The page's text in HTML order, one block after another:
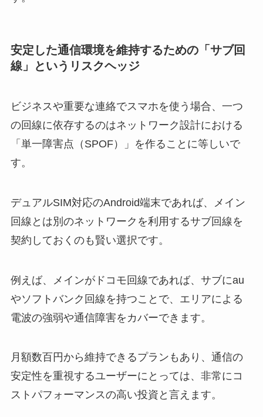
安定した通信環境を維持するための「サブ回
線」というリスクヘッジ
ビジネスや重要な連絡でスマホを使う場合、一つ
の回線に依存するのはネットワーク設計における
「単一障害点（SPOF）」を作ることに等しいで
す。
デュアルSIM対応のAndroid端末であれば、メイン
回線とは別のネットワークを利用するサブ回線を
契約しておくのも賢い選択です。
例えば、メインがドコモ回線であれば、サブにau
やソフトバンク回線を持つことで、エリアによる
電波の強弱や通信障害をカバーできます。
月額数百円から維持できるプランもあり、通信の
安定性を重視するユーザーにとっては、非常にコ
ストパフォーマンスの高い投資と言えます。